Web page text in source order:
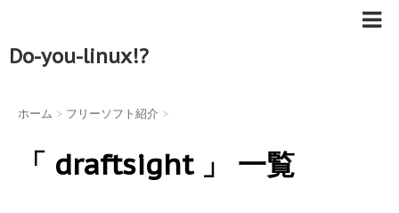
Do-you-linux!?
ホーム > フリーソフト紹介 >
「 draftsight 」 一覧